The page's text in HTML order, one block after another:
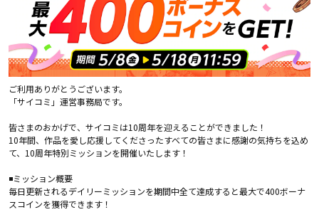
ご利用ありがとうございます。
「サイコミ」運営事務局です。
皆さまのおかげで、サイコミは10周年を迎えることができました！
10年間、作品を愛し応援してくださったすべての皆さまに感謝の気持ちを込め
て、10周年特別ミッションを開催いたします！
◾️ミッション概要
毎日更新されるデイリーミッションを期間中全て達成すると最大で400ボーナ
スコインを獲得できます！